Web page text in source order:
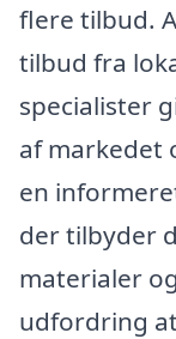
flere tilbud.
tilbud fra
specialister
af
en
der tilbyder
materialer
udfordring